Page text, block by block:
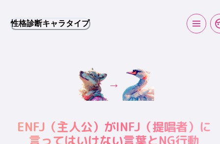
性格診断キャラタイプ
→
ENFJ （主人公）がINFJ （提唱者）に
言ってはいけない言葉とNG行動